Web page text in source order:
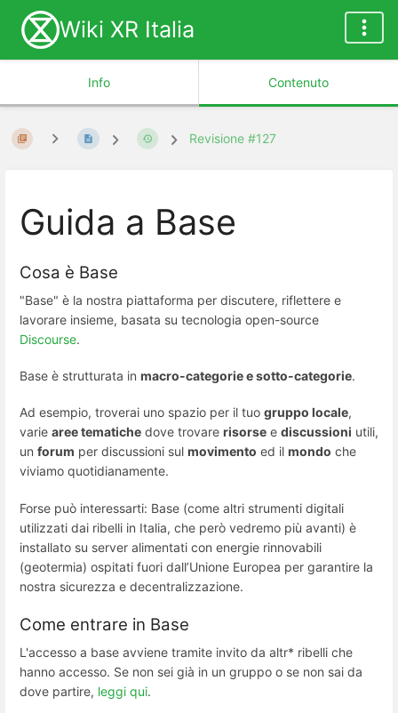
Wiki XR Italia
Info Contenuto
Revisione #127
Guida a Base
Cosa è Base
"Base" è la nostra piattaforma per discutere, riflettere e
lavorare insieme, basata su tecnologia open-source
Discourse.
Base è strutturata in macro-categorie e sotto-categorie.
Ad esempio, troverai uno spazio per il tuo gruppo locale,
varie aree tematiche dove trovare risorse e discussioni utili,
un forum per discussioni sul movimento ed il mondo che
viviamo quotidianamente.
Forse può interessarti: Base (come altri strumenti digitali
utilizzati dai ribelli in Italia, che però vedremo più avanti) è
installato su server alimentati con energie rinnovabili
(geotermia) ospitati fuori dall’Unione Europea per garantire la
nostra sicurezza e decentralizzazione.
Come entrare in Base
L'accesso a base avviene tramite invito da altr* ribelli che
hanno accesso. Se non sei già in un gruppo o se non sai da
dove partire, leggi qui.